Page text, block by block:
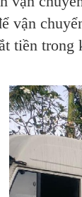
vận
tiền trong